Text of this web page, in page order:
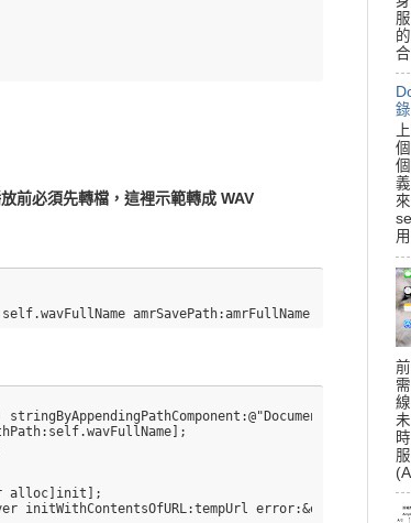
前必須先轉檔，這裡示範轉成 WAV
alloc]init];
initWithContentsOfURL:tempUrl error:&err];
錄